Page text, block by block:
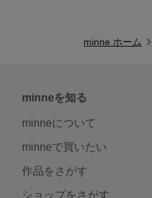
minne ホーム
minneを知る
minneについて
minneで買いたい
作品をさがす
ショップをさがす